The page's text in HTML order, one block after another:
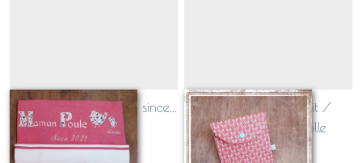
Fouta "Maman poule" since...
Sur demande
étui à savon enduit /
doublé nid d'abeille
Sur demande